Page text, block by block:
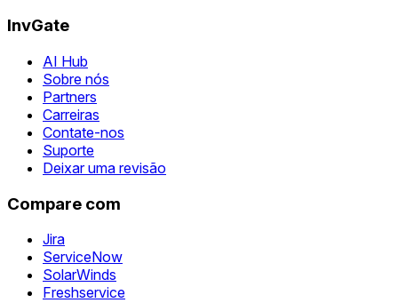
InvGate
AI Hub
Sobre nós
Partners
Carreiras
Contate-nos
Suporte
Deixar uma revisão
Compare com
Jira
ServiceNow
SolarWinds
Freshservice